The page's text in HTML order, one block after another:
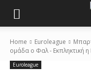
Home Euroleague
ομάδα ο Φαλ - Εκπληκτική η
Euroleague